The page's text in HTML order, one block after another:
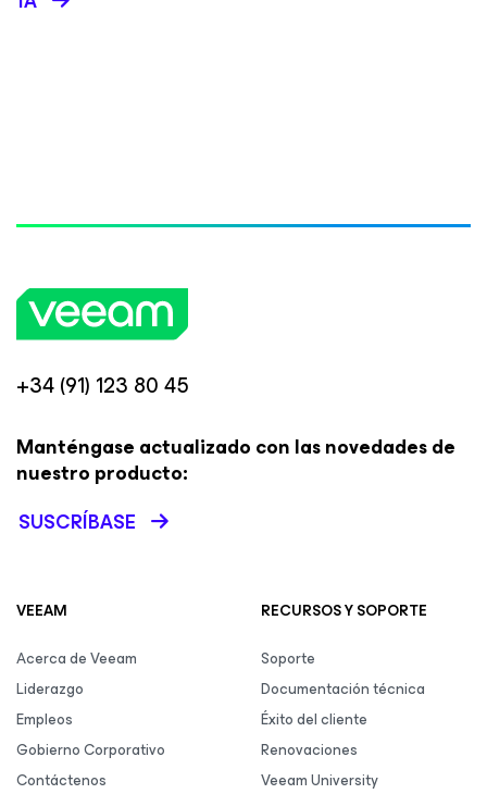
+34 (91) 123 80 45
Manténgase actualizado con las novedades de
nuestro producto:
SUSCRÍBASE
VEEAM
Acerca de Veeam
Liderazgo
Empleos
Gobierno Corporativo
Contáctenos
RECURSOS Y SOPORTE
Soporte
Documentación técnica
Éxito del cliente
Renovaciones
Veeam University